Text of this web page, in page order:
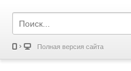
Полная версия сайта